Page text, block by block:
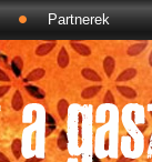
Partnerek